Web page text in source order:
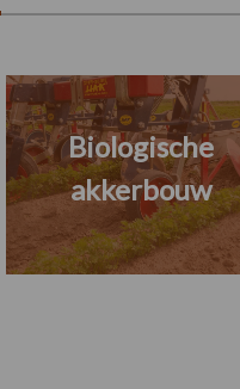
Biologische
akkerbouw